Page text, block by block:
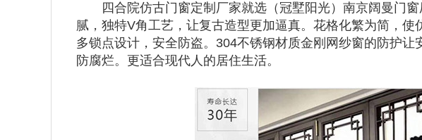
四合院仿古门窗定制厂家就选（冠墅阳光）南京阔曼门窗
腻，独特V角工艺，让复古造型更加逼真。花格化繁为简，使
多锁点设计，安全防盗。304不锈钢材质金刚网纱窗的防护
防腐烂。更适合现代人的居住生活。